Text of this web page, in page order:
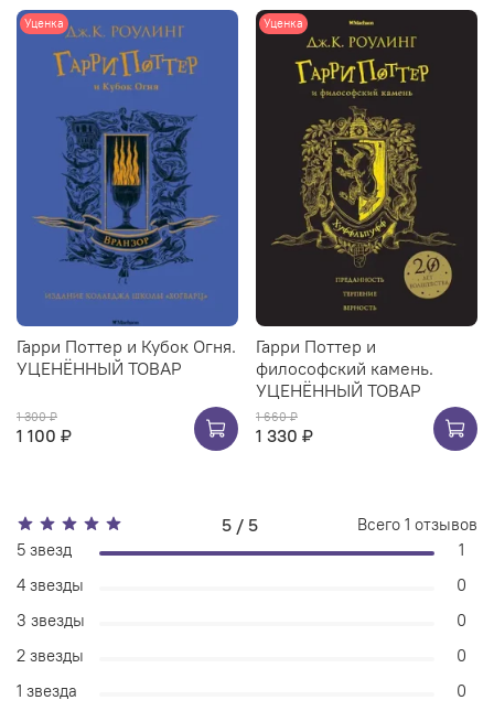
Уценка
Гарри Поттер и Кубок Огня.
УЦЕНЁННЫЙ ТОВАР
1 300 ₽
1 100 ₽
Уценка
Гарри Поттер и
философский камень.
УЦЕНЁННЫЙ ТОВАР
1 660 ₽
1 330 ₽
5 / 5 Всего 1 отзывов
5 звезд
1
4 звезды
0
3 звезды
0
2 звезды
0
1 звезда
0